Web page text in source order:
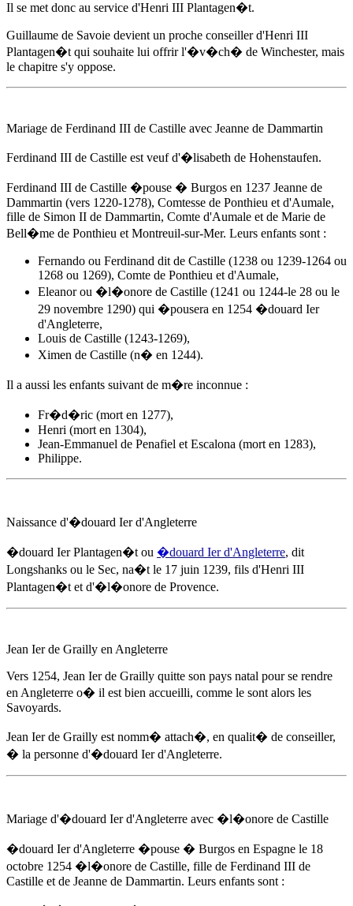
Il se met donc au service d'Henri III Plantagen�t.
Guillaume de Savoie devient un proche conseiller d'Henri III
Plantagen�t qui souhaite lui offrir l'�v�ch� de Winchester, mais
le chapitre s'y oppose.
Mariage de Ferdinand III de Castille avec Jeanne de Dammartin
Ferdinand III de Castille est veuf d'�lisabeth de Hohenstaufen.
Ferdinand III de Castille �pouse � Burgos en 1237 Jeanne de
Dammartin (vers 1220-1278), Comtesse de Ponthieu et d'Aumale,
fille de Simon II de Dammartin, Comte d'Aumale et de Marie de
Bell�me de Ponthieu et Montreuil-sur-Mer. Leurs enfants sont :
Fernando ou Ferdinand dit de Castille (1238 ou 1239-1264 ou
1268 ou 1269), Comte de Ponthieu et d'Aumale,
Eleanor ou �l�onore de Castille (1241 ou 1244-le 28 ou le
29 novembre 1290) qui �pousera en 1254 �douard Ier
d'Angleterre,
Louis de Castille (1243-1269),
Ximen de Castille (n� en 1244).
Il a aussi les enfants suivant de m�re inconnue :
Fr�d�ric (mort en 1277),
Henri (mort en 1304),
Jean-Emmanuel de Penafiel et Escalona (mort en 1283),
Philippe.
Naissance d'�douard Ier d'Angleterre
�douard Ier Plantagen�t ou �douard Ier d'Angleterre, dit
Longshanks ou le Sec, na�t le 17 juin 1239, fils d'Henri III
Plantagen�t et d'�l�onore de Provence.
Jean Ier de Grailly en Angleterre
Vers 1254, Jean Ier de Grailly quitte son pays natal pour se rendre
en Angleterre o� il est bien accueilli, comme le sont alors les
Savoyards.
Jean Ier de Grailly est nomm� attach�, en qualit� de conseiller,
� la personne d'�douard Ier d'Angleterre.
Mariage d'�douard Ier d'Angleterre avec �l�onore de Castille
�douard Ier d'Angleterre �pouse � Burgos en Espagne le 18
octobre 1254 �l�onore de Castille, fille de Ferdinand III de
Castille et de Jeanne de Dammartin. Leurs enfants sont :